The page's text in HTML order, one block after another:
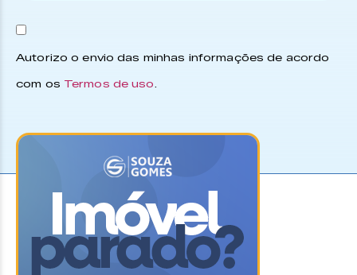
Autorizo o envio das minhas informações de acordo
com os Termos de uso.